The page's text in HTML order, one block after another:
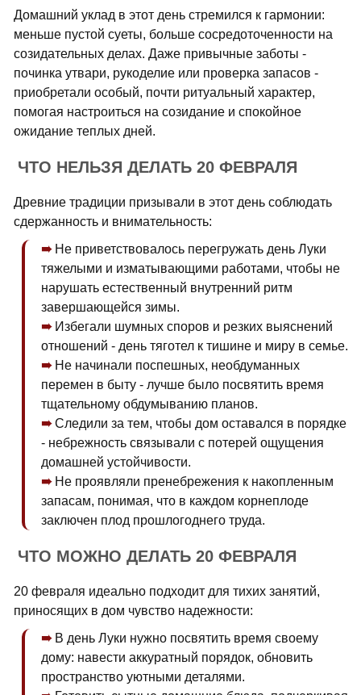
Домашний уклад в этот день стремился к гармонии:
меньше пустой суеты, больше сосредоточенности на
созидательных делах. Даже привычные заботы -
починка утвари, рукоделие или проверка запасов -
приобретали особый, почти ритуальный характер,
помогая настроиться на созидание и спокойное
ожидание теплых дней.
ЧТО НЕЛЬЗЯ ДЕЛАТЬ 20 ФЕВРАЛЯ
Древние традиции призывали в этот день соблюдать
сдержанность и внимательность:
Не приветствовалось перегружать день Луки
тяжелыми и изматывающими работами, чтобы не
нарушать естественный внутренний ритм
завершающейся зимы.
Избегали шумных споров и резких выяснений
отношений - день тяготел к тишине и миру в семье.
Не начинали поспешных, необдуманных
перемен в быту - лучше было посвятить время
тщательному обдумыванию планов.
Следили за тем, чтобы дом оставался в порядке
- небрежность связывали с потерей ощущения
домашней устойчивости.
Не проявляли пренебрежения к накопленным
запасам, понимая, что в каждом корнеплоде
заключен плод прошлогоднего труда.
ЧТО МОЖНО ДЕЛАТЬ 20 ФЕВРАЛЯ
20 февраля идеально подходит для тихих занятий,
приносящих в дом чувство надежности:
В день Луки нужно посвятить время своему
дому: навести аккуратный порядок, обновить
пространство уютными деталями.